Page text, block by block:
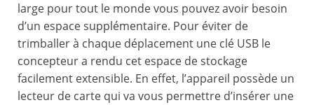
large pour tout le monde vous pouvez avoir besoin
d’un espace supplémentaire. Pour éviter de
trimballer à chaque déplacement une clé USB le
concepteur a rendu cet espace de stockage
facilement extensible. En effet, l’appareil possède un
lecteur de carte qui va vous permettre d’insérer une